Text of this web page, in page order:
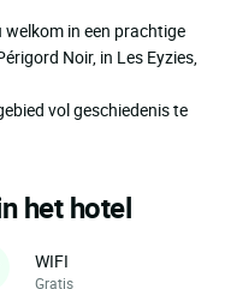
welkom in een prachtige
Noir, in Les Eyzies,
vol geschiedenis te
het hotel
WIFI
Gratis